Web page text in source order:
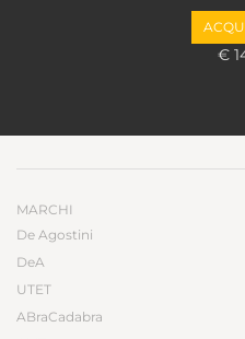
€
MARCHI
De Agostini
DeA
UTET
ABraCadabra